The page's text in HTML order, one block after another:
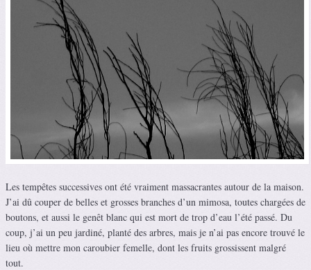
Les tempêtes successives ont été vraiment massacrantes autour de la maison.
J’ai dû couper de belles et grosses branches d’un mimosa, toutes chargées de
boutons, et aussi le genêt blanc qui est mort de trop d’eau l’été passé. Du
coup, j’ai un peu jardiné, planté des arbres, mais je n’ai pas encore trouvé le
lieu où mettre mon caroubier femelle, dont les fruits grossissent malgré
tout.